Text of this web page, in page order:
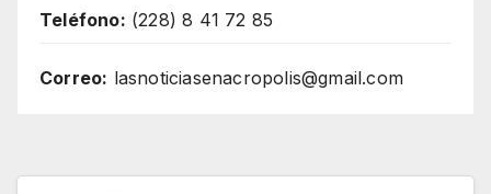
Teléfono: (228) 8 41 72 85
Correo: lasnoticiasenacropolis@gmail.com